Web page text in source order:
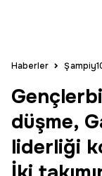
Haberler
düşme,
liderliği